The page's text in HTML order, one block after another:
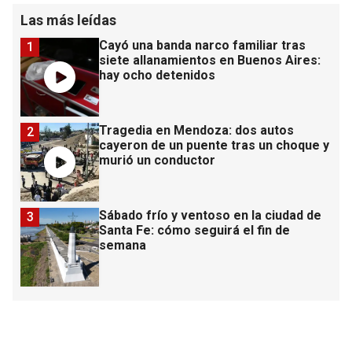
Las más leídas
Cayó una banda narco familiar tras
siete allanamientos en Buenos Aires:
hay ocho detenidos
1
Tragedia en Mendoza: dos autos
cayeron de un puente tras un choque y
murió un conductor
2
Sábado frío y ventoso en la ciudad de
Santa Fe: cómo seguirá el fin de
semana
3